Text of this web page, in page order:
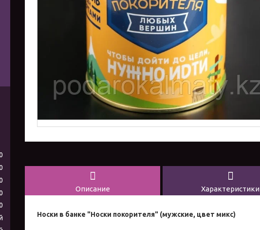
Описание Характеристики
Носки в банке "Носки покорителя" (мужские, цвет микс)